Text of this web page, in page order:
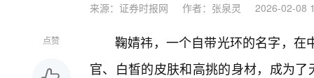
来源：证券时报网 作者：张泉灵 2026-02-08
点赞
鞠婧祎，一个自带光环的名字，在
官、白皙的皮肤和高挑的身材，成为